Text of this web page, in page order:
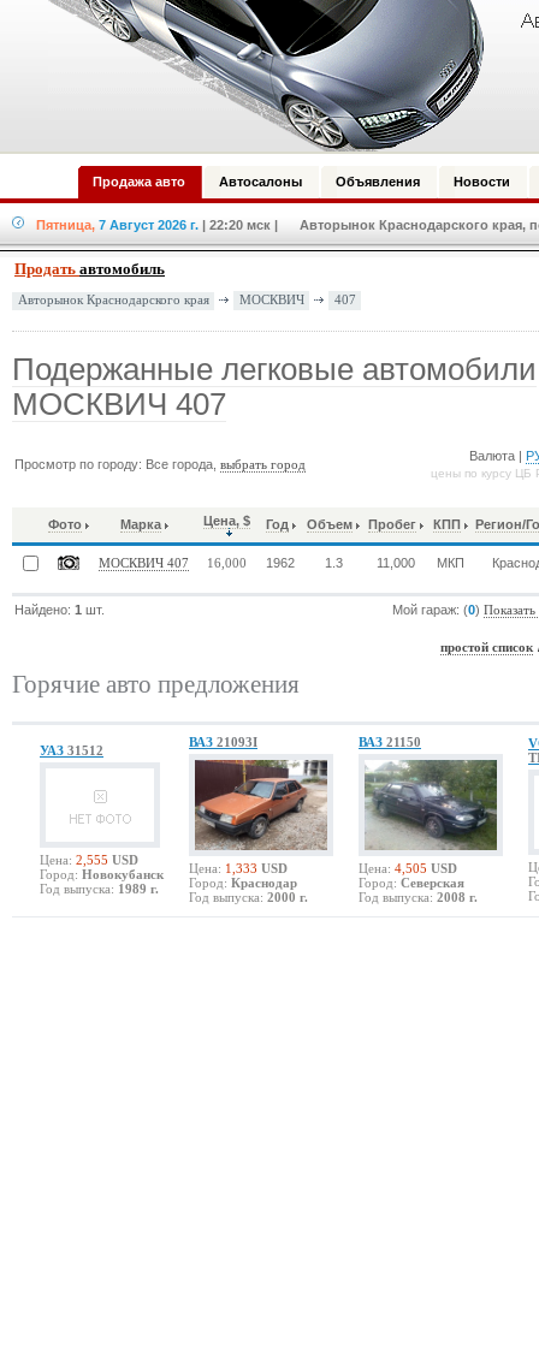
Продажа авто Автосалоны Объявления Новости
Пятница, 7 Август 2026 г. | 22:20 мск | Авторынок Краснодарского края,
Продать автомобиль
Авторынок Краснодарского края МОСКВИЧ 407
Подержанные легковые автомобили
МОСКВИЧ 407
Просмотр по городу: Все города,выбрать город
Валюта |
цены по курсу
Фото Марка Цена, $ Год Объем Пробег КПП Регион/
МОСКВИЧ 407 16,000 1962 1.3 11,000 МКП
Найдено:1 шт. Мой гараж: (0)Показать
простой список
Горячие авто предложения
УАЗ 31512
Цена: 2,555 USD
Город: Новокубанск
Год выпуска: 1989 г.
ВАЗ 21093I
Цена: 1,333 USD
Город: Краснодар
Год выпуска: 2000 г.
ВАЗ 21150
Цена: 4,505 USD
Город: Северская
Год выпуска: 2008 г.